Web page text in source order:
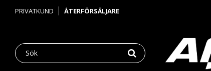
PRIVATKUND ÅTERFÖRSÄLJARE